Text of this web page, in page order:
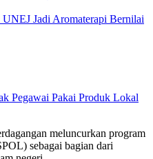
Jadi Aromaterapi Bernilai
Pegawai Pakai Produk Lokal
meluncurkan program
sebagai bagian dari